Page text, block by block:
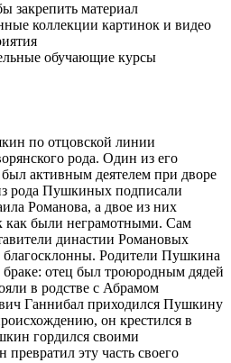
закрепить материал
коллекции картинок и видео
обучающие курсы
по отцовской линии
рода. Один из его
активным деятелем при дворе
рода Пушкиных подписали
Романова, а двое из них
как были неграмотными. Сам
династии Романовых
Родители Пушкина
отец был троюродным дядей
в родстве с Абрамом
Ганнибал приходился Пушкину
он крестился в
гордился своими
эту часть своего